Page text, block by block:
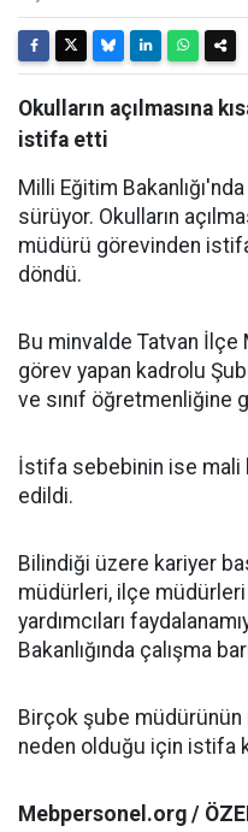
Okulların açılmasına
istifa etti
Milli Eğitim
sürüyor. Okulların
müdürü görevinden
döndü.
Bu minvalde Tatvan
görev yapan kadrolu
ve sınıf öğretmenliğine
İstifa sebebinin ise mali
edildi.
Bilindiği üzere kariyer
müdürleri, ilçe
yardımcıları
Bakanlığında çalışma
Birçok şube müdürünün
neden olduğu için istifa
Mebpersonel.org /